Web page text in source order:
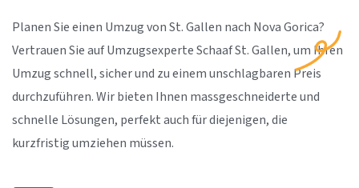
Planen Sie einen Umzug von St. Gallen nach Nova Gorica?
Vertrauen Sie auf Umzugsexperte Schaaf St. Gallen, um Ihren
Umzug schnell, sicher und zu einem unschlagbaren Preis
durchzuführen. Wir bieten Ihnen massgeschneiderte und
schnelle Lösungen, perfekt auch für diejenigen, die
kurzfristig umziehen müssen.